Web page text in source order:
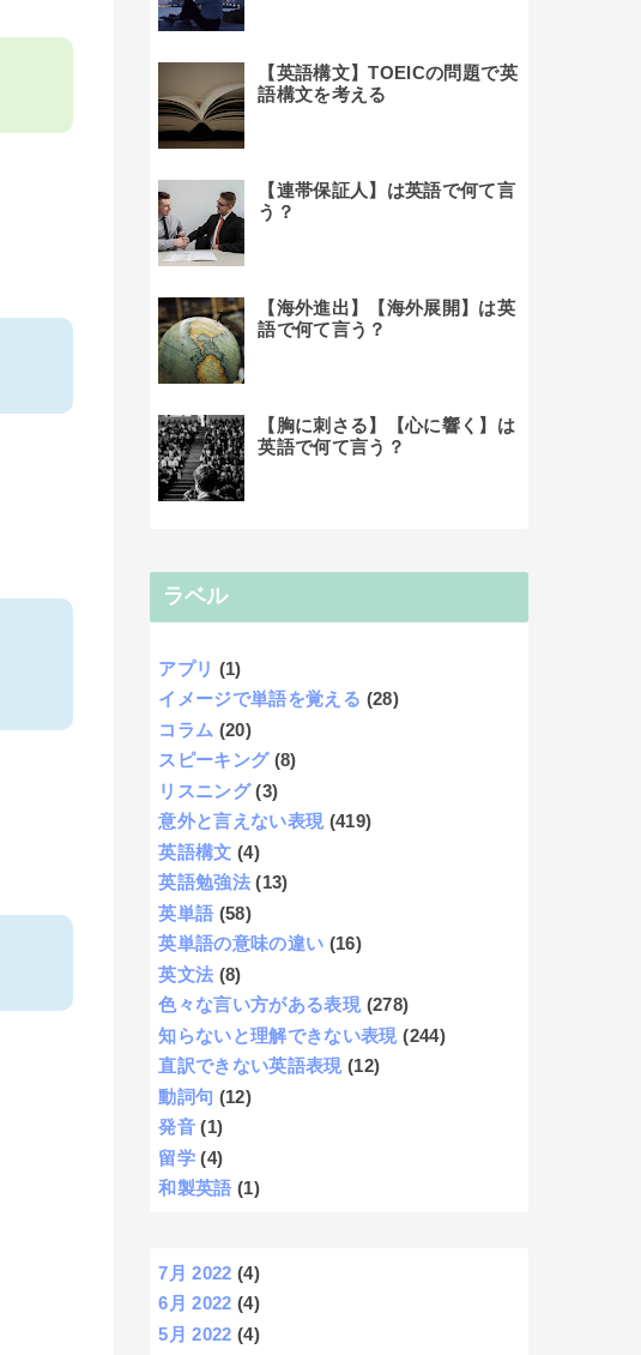
【英語構文】TOEICの問題で英
語構文を考える
【連帯保証人】は英語で何て言
う？
【海外進出】【海外展開】は英
語で何て言う？
【胸に刺さる】【心に響く】は
英語で何て言う？
ラベル
アプリ (1)
イメージで単語を覚える (28)
コラム (20)
スピーキング (8)
リスニング (3)
意外と言えない表現 (419)
英語構文 (4)
英語勉強法 (13)
英単語 (58)
英単語の意味の違い (16)
英文法 (8)
色々な言い方がある表現 (278)
知らないと理解できない表現 (244)
直訳できない英語表現 (12)
動詞句 (12)
発音 (1)
留学 (4)
和製英語 (1)
7月 2022 (4)
6月 2022 (4)
5月 2022 (4)